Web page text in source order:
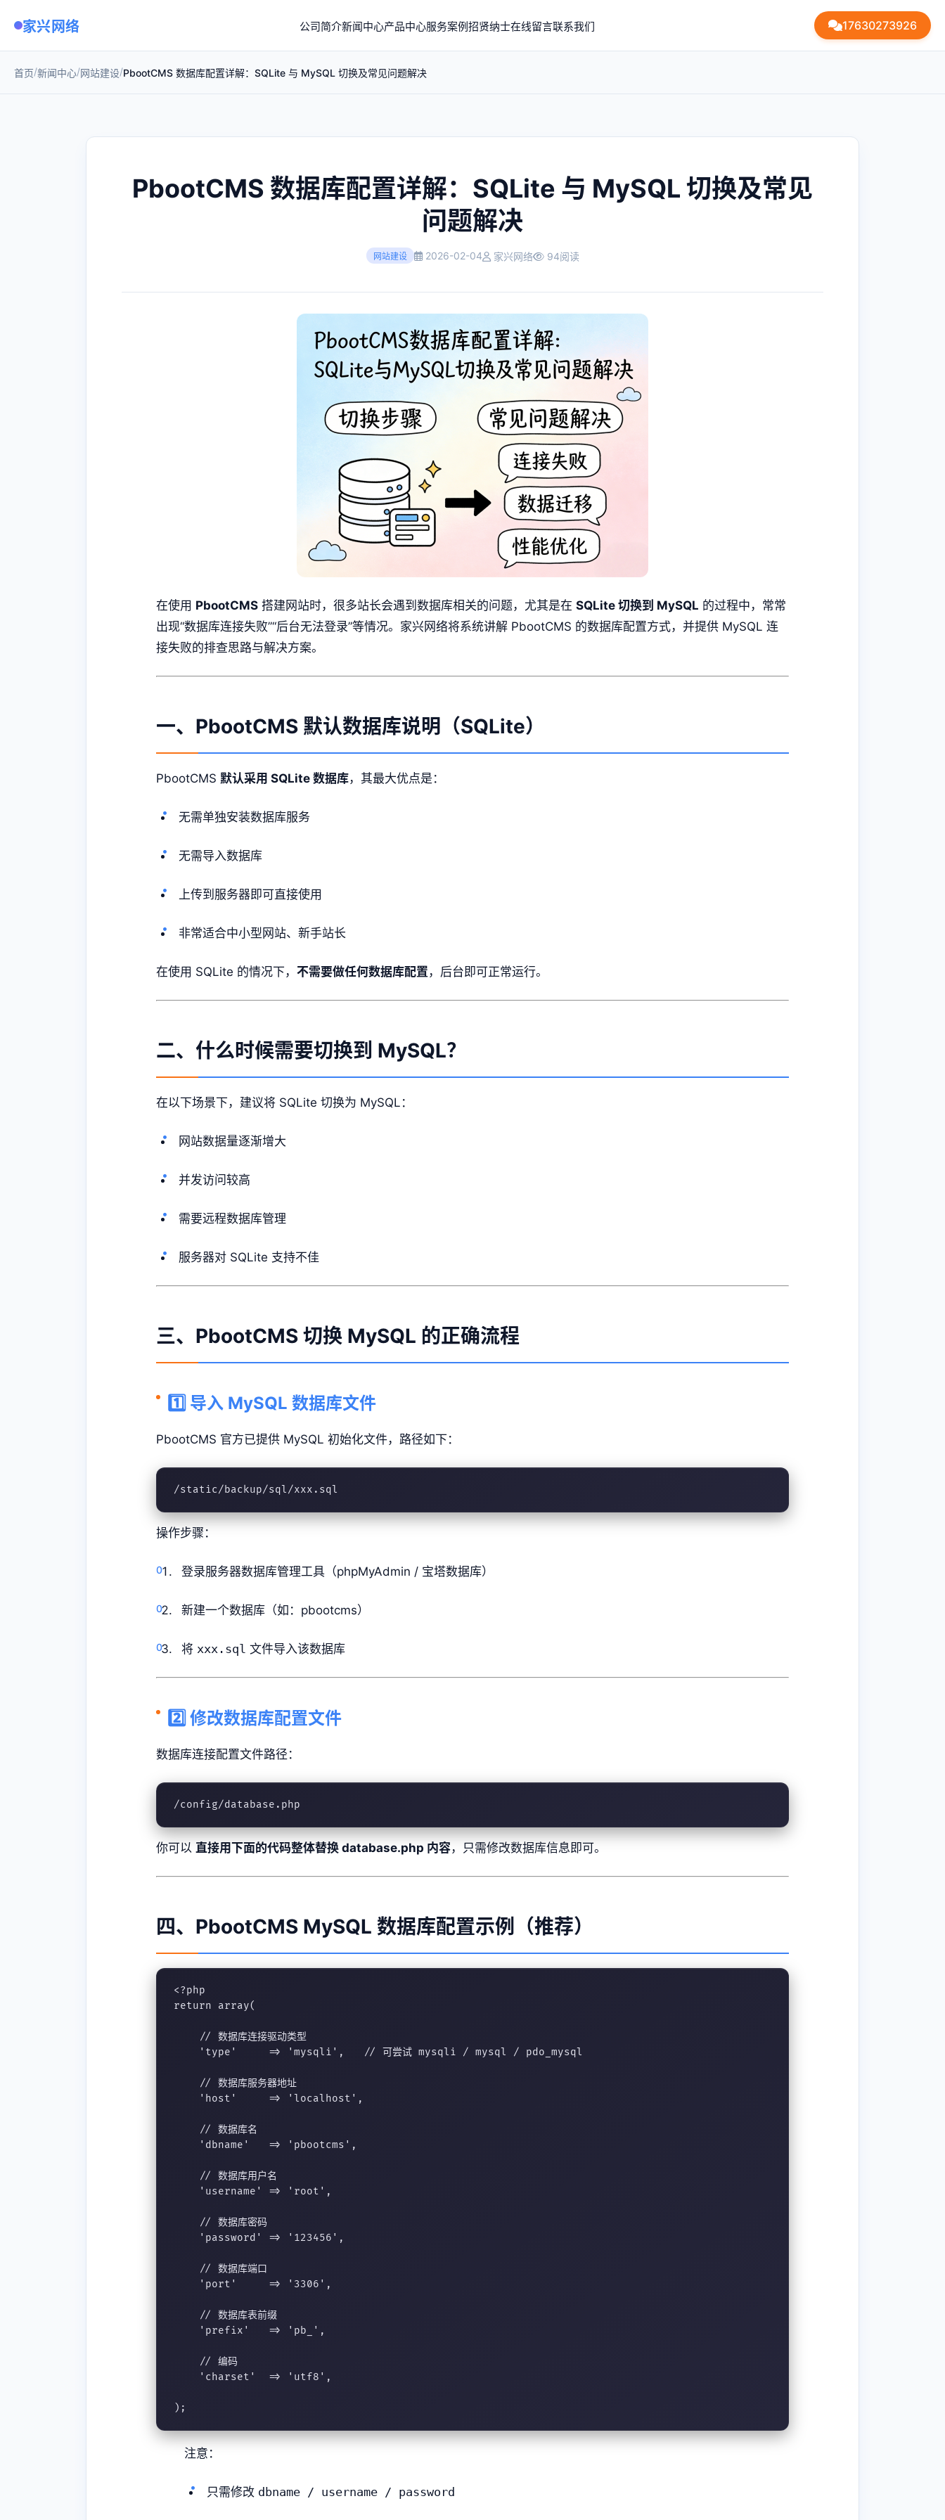
家兴网络 公司简介新闻中心产品中心服务案例招贤纳士在线留言联系我们 17630273926
首页/新闻中心/网站建设/PbootCMS 数据库配置详解：SQLite 与 MySQL 切换及常见问题解决
PbootCMS 数据库配置详解：SQLite 与 MySQL 切换及常见
问题解决
网站建设 2026-02-04 家兴网络 94阅读
在使用 PbootCMS 搭建网站时，很多站长会遇到数据库相关的问题，尤其是在 SQLite 切换到 MySQL 的过程中，常常
出现“数据库连接失败”“后台无法登录”等情况。家兴网络将系统讲解 PbootCMS 的数据库配置方式，并提供 MySQL 连
接失败的排查思路与解决方案。
一、PbootCMS 默认数据库说明（SQLite）
PbootCMS 默认采用 SQLite 数据库，其最大优点是：
无需单独安装数据库服务
无需导入数据库
上传到服务器即可直接使用
非常适合中小型网站、新手站长
在使用 SQLite 的情况下， 不需要做任何数据库配置 ，后台即可正常运行。
二、什么时候需要切换到 MySQL？
在以下场景下，建议将 SQLite 切换为 MySQL：
网站数据量逐渐增大
并发访问较高
需要远程数据库管理
服务器对 SQLite 支持不佳
三、PbootCMS 切换 MySQL 的正确流程
1️⃣ 导入 MySQL 数据库文件
PbootCMS 官方已提供 MySQL 初始化文件，路径如下：
/static/backup/sql/xxx.sql
操作步骤：
登录服务器数据库管理工具（phpMyAdmin / 宝塔数据库）
新建一个数据库（如：pbootcms）
将 xxx.sql 文件导入该数据库
2️⃣ 修改数据库配置文件
数据库连接配置文件路径：
/config/database.php
你可以 直接用下面的代码整体替换 database.php 内容，只需修改数据库信息即可。
四、PbootCMS MySQL 数据库配置示例（推荐）
<?php
return array(
// 数据库连接驱动类型
'type'     => 'mysqli',   // 可尝试 mysqli / mysql / pdo_mysql
// 数据库服务器地址
'host'     => 'localhost',
// 数据库名
'dbname'   => 'pbootcms',
// 数据库用户名
'username' => 'root',
// 数据库密码
'password' => '123456',
// 数据库端口
'port'     => '3306',
// 数据库表前缀
'prefix'   => 'pb_',
// 编码
'charset'  => 'utf8',
);
注意：
只需修改 dbname / username / password